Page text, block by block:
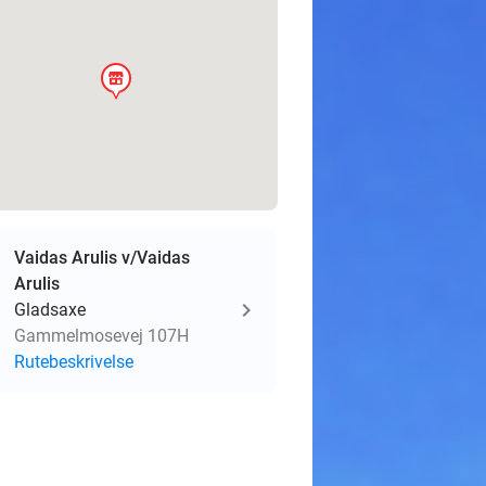
store
Vaidas Arulis v/Vaidas
Arulis
Gladsaxe
Gammelmosevej 107H
Rutebeskrivelse